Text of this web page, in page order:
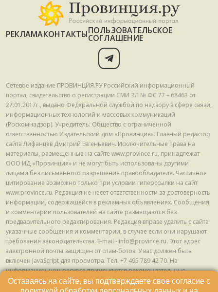
РЕКЛАМАКОНТАКТЫПОЛЬЗОВАТЕЛЬСКОЕ
СОГЛАШЕНИЕ
Сетевое издание ПРОВИНЦИЯ.РУ Российский информационный
портал, свидетельство о регистрации СМИ ЭЛ № ФС 77 – 68463 от
27.01.2017г., выдано Федеральной службой по надзору в сфере связи,
информационных технологий и массовых коммуникаций
(Роскомнадзор). Учредитель: Общество с ограниченной
ответственностью Издательский дом «Провинция». Главный редактор
сайта Лифанцев Дмитрий Евгеньевич. Исключительные права на
материалы, размещенные на сайте www.province.ru, принадлежат
ООО ИД «Провинция» и не могут быть использованы другими
лицами без письменного разрешения правообладателя. Частичное
цитирование возможно только при условии гиперссылки на сайт
www.province.ru. Редакция не несет ответственности за достоверность
информации, содержащейся в рекламных объявлениях. Сообщения
и комментарии пользователей на сайте размещаются без
предварительного редактирования. Редакция вправе удалить с сайта
указанные сообщения и комментарии, в случае если они нарушают
требования законодательства. E-mail - info@province.ru. Этот адрес
электронной почты защищен от спам-ботов. У вас должен быть
включен JavaScript для просмотра. Tел. +7 495 789 42 70. На
информационном ресурсе применяются рекомендательные
технологии (информационные технологии предоставления
информации на основе сбора, систематизации и анализа сведений,
Оставаясь на сайте, вы подтверждаете свое согласие с